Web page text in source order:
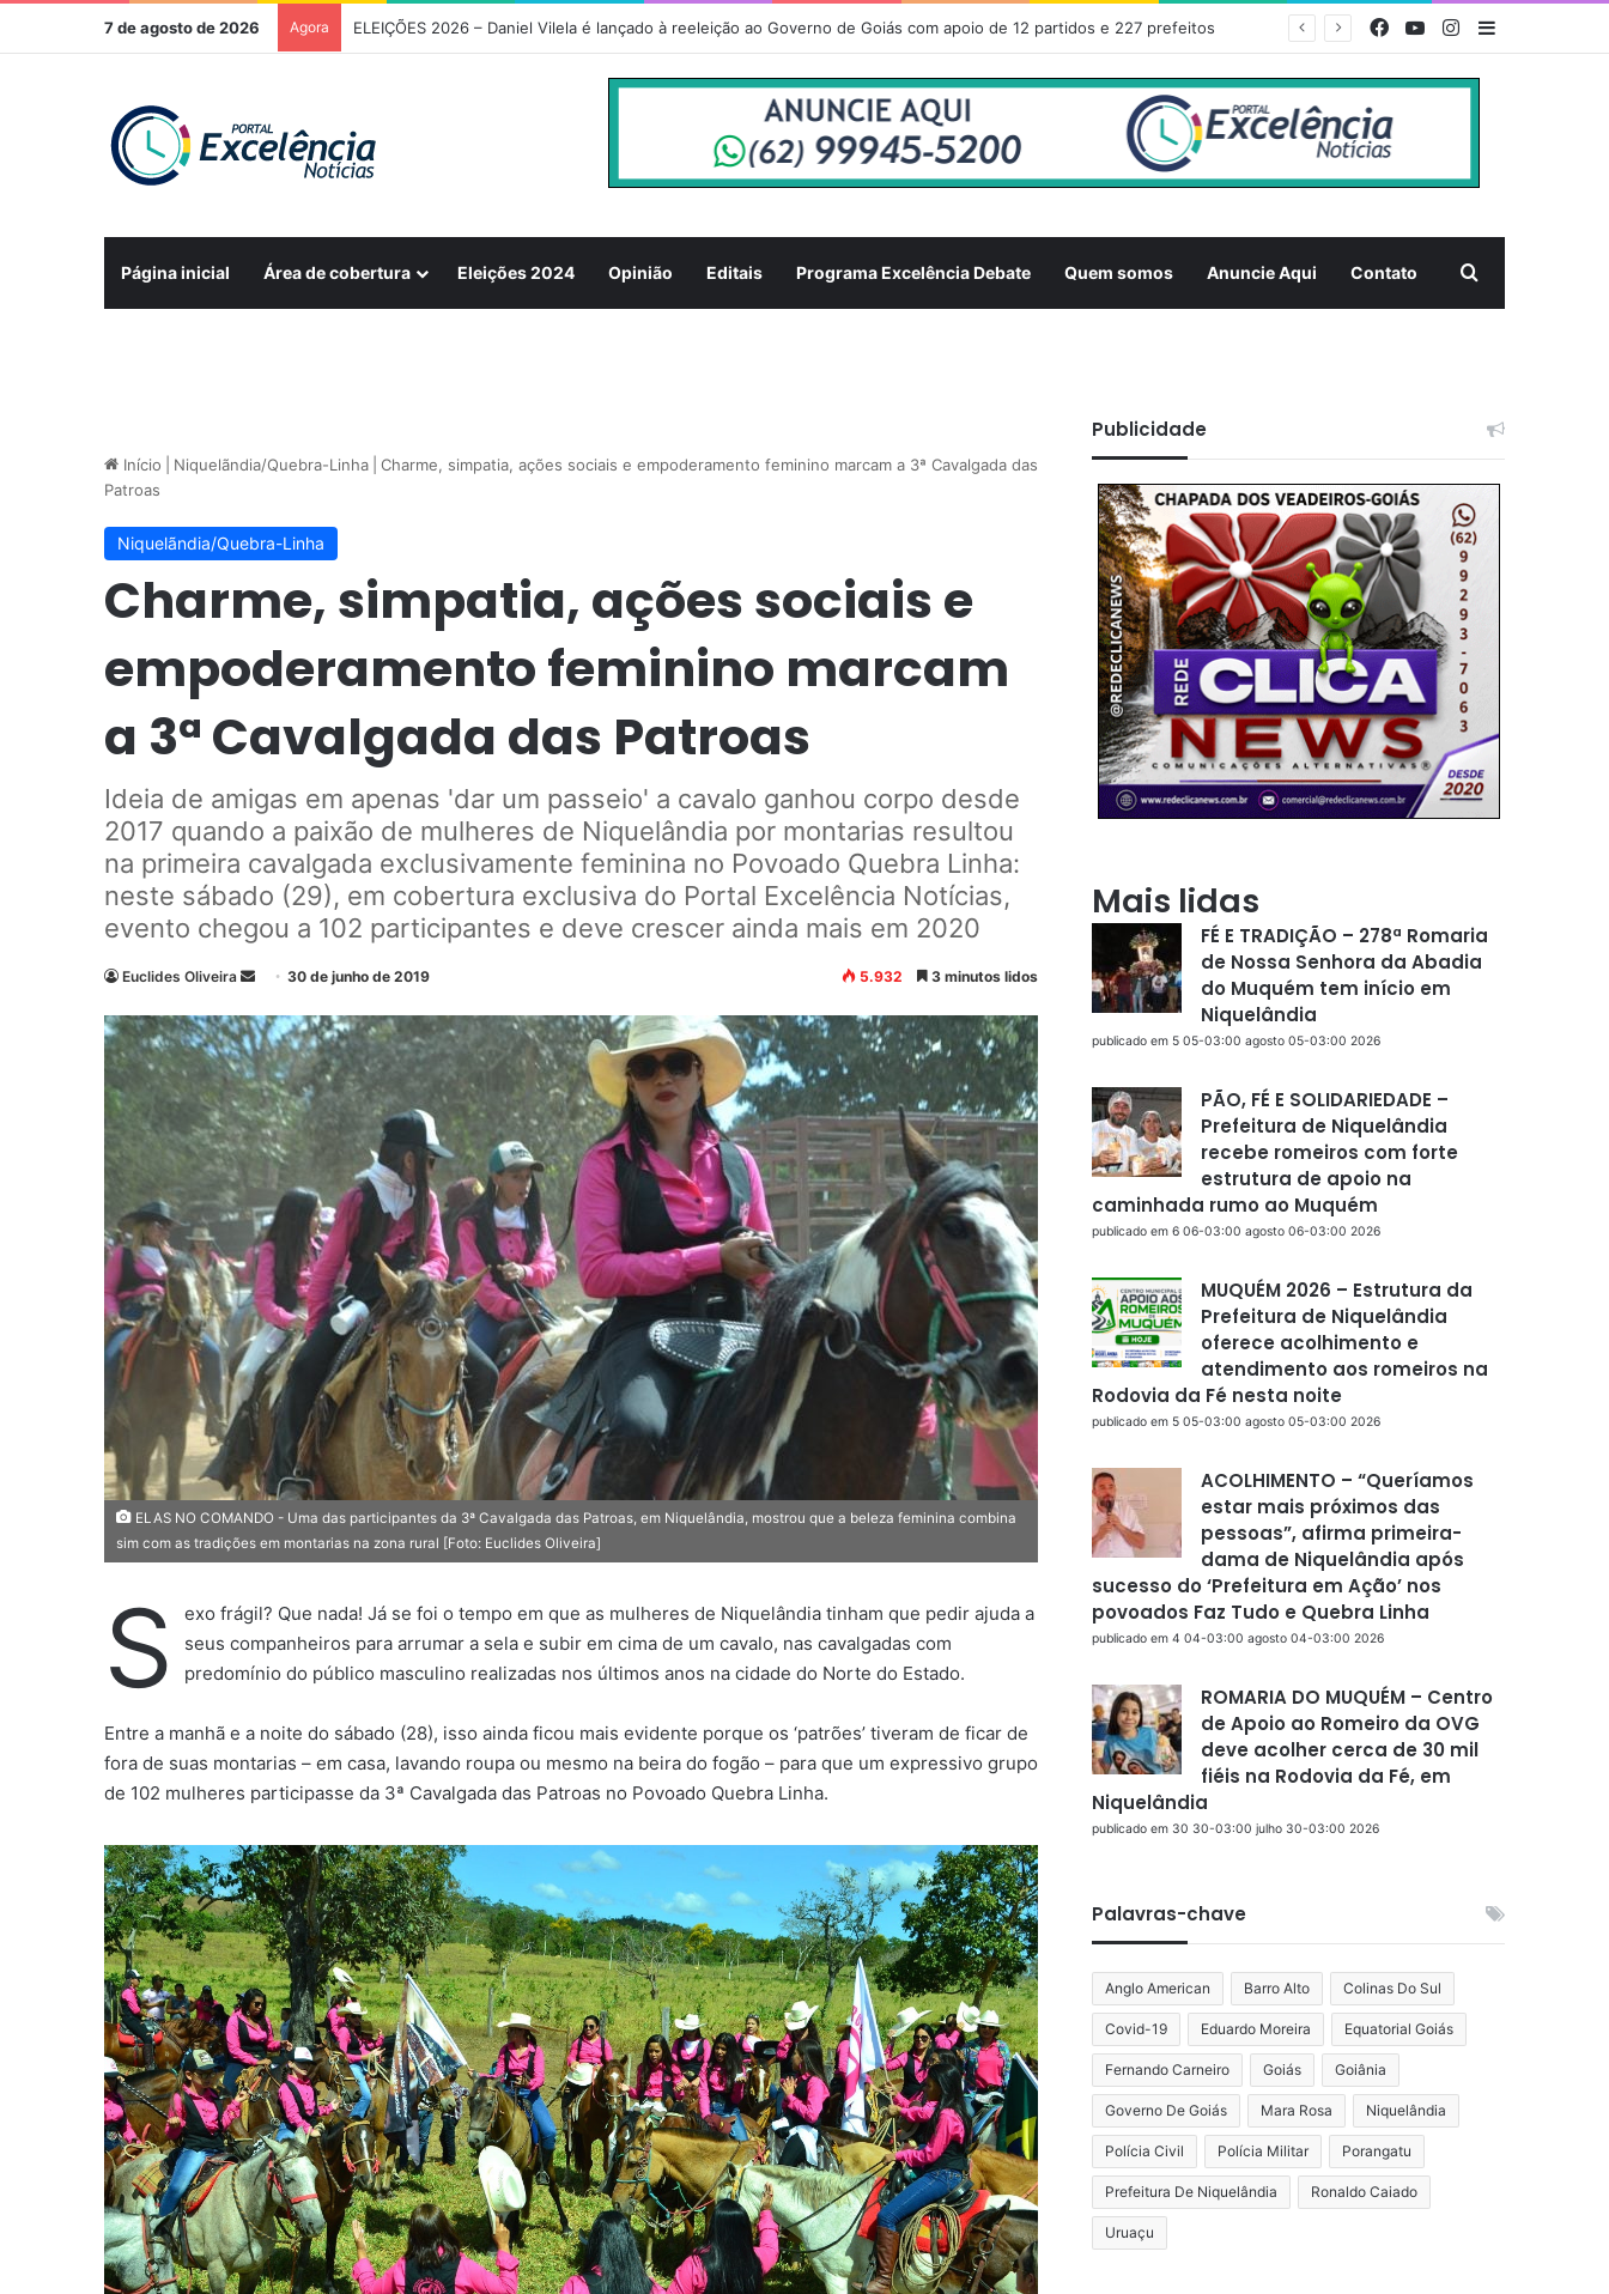
7 de agosto de 2026 Agora FacebookYouTubeInstagram
Página inicial Área de cobertura Eleições 2024 Opinião Editais Programa Excelência Debate Quem somos Anuncie Aqui Contato
Início Niquelãndia/Quebra-Linha
Charme, simpatia, ações sociais e empoderamento feminino marcam a 3ª Cavalgada das
Patroas
Niquelãndia/Quebra-Linha
Charme, simpatia, ações sociais e
empoderamento feminino marcam
a 3ª Cavalgada das Patroas
Ideia de amigas em apenas 'dar um passeio' a cavalo ganhou corpo desde
2017 quando a paixão de mulheres de Niquelândia por montarias resultou
na primeira cavalgada exclusivamente feminina no Povoado Quebra Linha:
neste sábado (29), em cobertura exclusiva do Portal Excelência Notícias,
evento chegou a 102 participantes e deve crescer ainda mais em 2020
Euclides Oliveira
n
d
e
u
m
-
m
a
i
l
30 de junho de 2019 5.932 3 minutos lidos
ELAS NO COMANDO - Uma das participantes da 3ª Cavalgada das Patroas, em Niquelândia, mostrou que a beleza feminina combina
sim com as tradições em montarias na zona rural [Foto: Euclides Oliveira]
S
exo frágil? Que nada! Já se foi o tempo em que as mulheres de Niquelândia tinham que pedir ajuda a
seus companheiros para arrumar a sela e subir em cima de um cavalo, nas cavalgadas com
predomínio do público masculino realizadas nos últimos anos na cidade do Norte do Estado.
Entre a manhã e a noite do sábado (28), isso ainda ficou mais evidente porque os ‘patrões’ tiveram de ficar de
fora de suas montarias – em casa, lavando roupa ou mesmo na beira do fogão – para que um expressivo grupo
de 102 mulheres participasse da 3ª Cavalgada das Patroas no Povoado Quebra Linha.
Publicidade
Mais lidas
FÉ E TRADIÇÃO – 278ª Romaria
de Nossa Senhora da Abadia
do Muquém tem início em
Niquelândia
publicado em 5 05-03:00 agosto 05-03:00 2026
PÃO, FÉ E SOLIDARIEDADE –
Prefeitura de Niquelândia
recebe romeiros com forte
estrutura de apoio na
caminhada rumo ao Muquém
publicado em 6 06-03:00 agosto 06-03:00 2026
MUQUÉM 2026 – Estrutura da
Prefeitura de Niquelândia
oferece acolhimento e
atendimento aos romeiros na
Rodovia da Fé nesta noite
publicado em 5 05-03:00 agosto 05-03:00 2026
ACOLHIMENTO – “Queríamos
estar mais próximos das
pessoas”, afirma primeira-
dama de Niquelândia após
sucesso do ‘Prefeitura em Ação’ nos
povoados Faz Tudo e Quebra Linha
publicado em 4 04-03:00 agosto 04-03:00 2026
ROMARIA DO MUQUÉM – Centro
de Apoio ao Romeiro da OVG
deve acolher cerca de 30 mil
fiéis na Rodovia da Fé, em
Niquelândia
publicado em 30 30-03:00 julho 30-03:00 2026
Palavras-chave
Anglo American Barro Alto Colinas Do Sul
Covid-19 Eduardo Moreira Equatorial Goiás
Fernando Carneiro Goiás Goiânia
Governo De Goiás Mara Rosa Niquelândia
Polícia Civil Polícia Militar Porangatu
Prefeitura De Niquelândia Ronaldo Caiado
Uruaçu